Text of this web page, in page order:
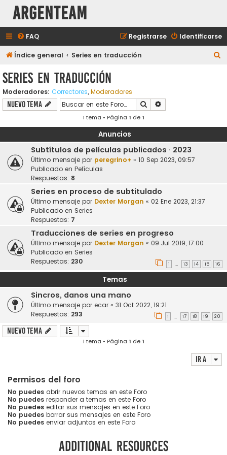
aRGENTeaM
FAQ Identificarse
Registrarse
Índice general Series en traducción
Series en traducción
Moderadores: Correctores, Moderadores
Nuevo Tema Buscar
1 tema • Página 1 de1
Anuncios
Subtítulos de películas publicados · 2023
Último mensaje por peregrino+ « 10 Sep 2023, 09:57
Publicado en Películas
Respuestas: 8
Series en proceso de subtitulado
Último mensaje por Dexter Morgan « 02 Ene 2023, 21:37
Publicado en Series
Respuestas: 7
Traducciones de series en progreso
Último mensaje por Dexter Morgan « 09 Jul 2019, 17:00
Publicado en Series
Respuestas: 230 1 … 13 14 15 16
Temas
Sincros, danos una mano
Último mensaje por ecar « 31 Oct 2022, 19:21
Respuestas: 293 1 … 17 18 19 20
Nuevo Tema
1 tema • Página 1 de1
Ir a
Permisos del foro
No puedes abrir nuevos temas en este Foro
No puedes responder a temas en este Foro
No puedes editar sus mensajes en este Foro
No puedes borrar sus mensajes en este Foro
No puedes enviar adjuntos en este Foro
Additional resources